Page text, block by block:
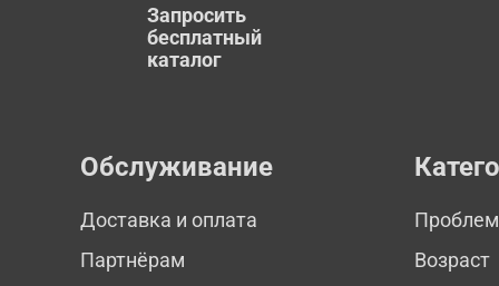
Запросить
бесплатный
каталог
Обслуживание
Доставка и оплата
Партнёрам
Возраст